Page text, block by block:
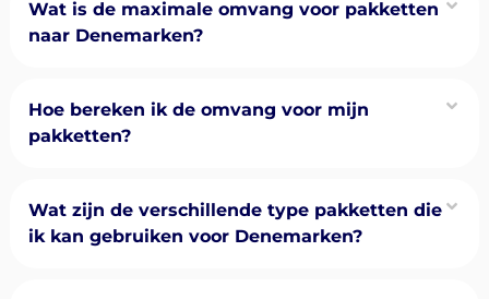
Wat is de maximale omvang voor pakketten
naar Denemarken?
Hoe bereken ik de omvang voor mijn
pakketten?
Wat zijn de verschillende type pakketten die
ik kan gebruiken voor Denemarken?